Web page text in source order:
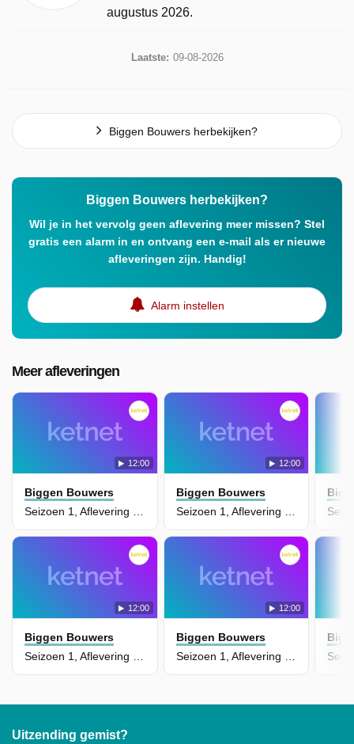
augustus 2026.
Laatste: 09-08-2026
Biggen Bouwers herbekijken?
Biggen Bouwers herbekijken?
Wil je in het vervolg geen aflevering meer missen? Stel
gratis een alarm in en ontvang een e-mail als er nieuwe
afleveringen zijn. Handig!
Alarm instellen
Meer afleveringen
12:00
Biggen Bouwers
Seizoen 1, Aflevering 28 - Gekke Golf
12:00
Biggen Bouwers
Seizoen 1, Aflevering 27 - Kathybouwer
12:00
Biggen Bouwers
12:00
Biggen Bouwers
Uitzending gemist?